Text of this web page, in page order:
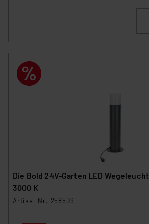
Die Bold 24V-Garten LED
3000 K
Artikel-Nr. 258509